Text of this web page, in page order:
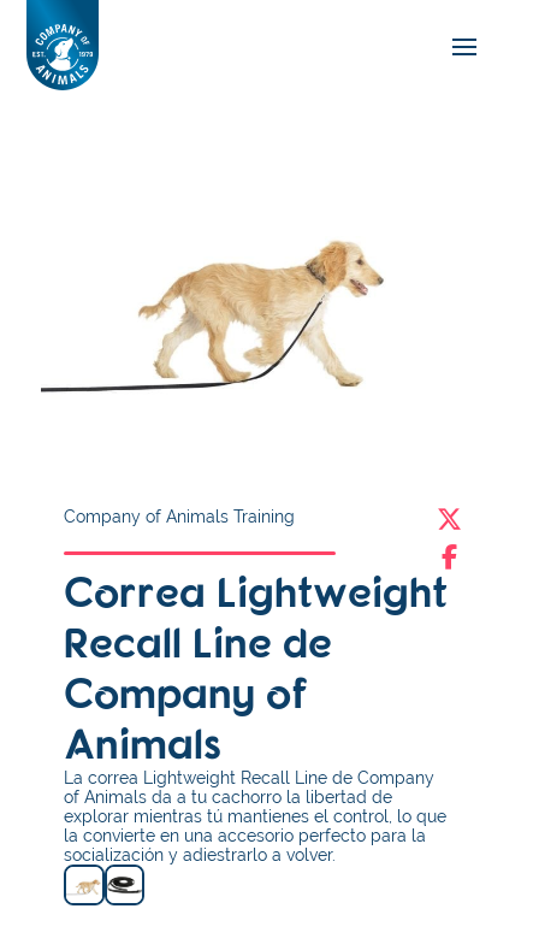
Company of Animals Training
Correa Lightweight
Recall Line de
Company of
Animals
La correa Lightweight Recall Line de Company
of Animals da a tu cachorro la libertad de
explorar mientras tú mantienes el control, lo que
la convierte en una accesorio perfecto para la
socialización y adiestrarlo a volver.